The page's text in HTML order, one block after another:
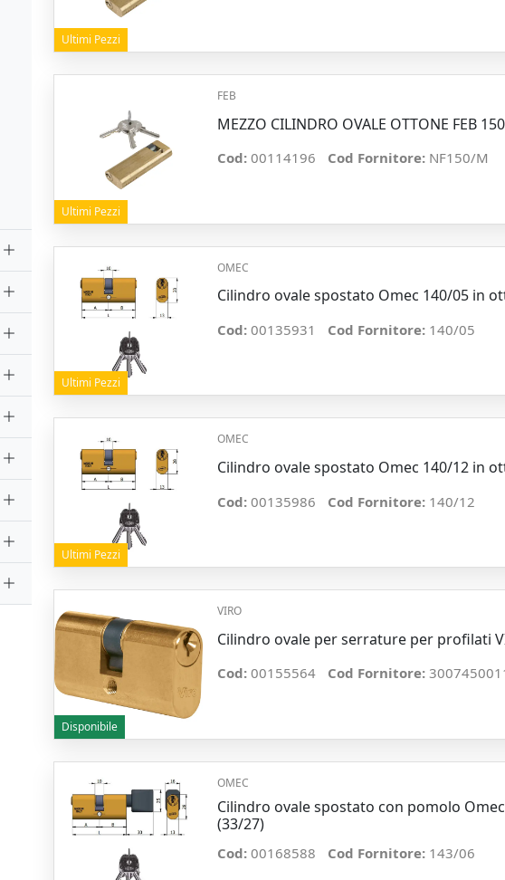
Ultimi Pezzi
Ultimi Pezzi
FEB
MEZZO CILINDRO OVALE OTTONE FEB
Cod: 00114196 Cod Fornitore: NF150/M
Ultimi Pezzi
OMEC
Cilindro ovale spostato Omec 140/05 in
Cod: 00135931 Cod Fornitore: 140/05
Ultimi Pezzi
OMEC
Cilindro ovale spostato Omec 140/12 in
Cod: 00135986 Cod Fornitore: 140/12
Disponibile
VIRO
Cilindro ovale per serrature per profilati
Cod: 00155564 Cod Fornitore:
OMEC
Cilindro ovale spostato con pomolo
(33/27)
Cod: 00168588 Cod Fornitore: 143/06